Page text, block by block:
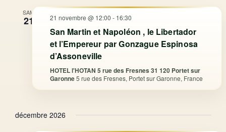
SAM
21 21 novembre @ 12:00 - 16:30
San Martin et Napoléon , le Libertador
et l’Empereur par Gonzague Espinosa
d’Assoneville
HOTEL l'HOTAN 5 rue des Fresnes 31 120 Portet sur
Garonne5 rue des Fresnes, Portet sur Garonne, France
décembre 2026